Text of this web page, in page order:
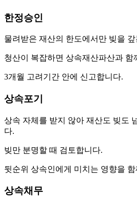
한정승인
물려받은 재산의 한도에서만 빚을
청산이 복잡하면 상속재산파산과 함
3개월 고려기간 안에 신고합니다.
상속포기
상속 자체를 받지 않아 재산도 빚도
다.
빚만 분명할 때 검토합니다.
뒷순위 상속인에게 미치는 영향을
상속채무